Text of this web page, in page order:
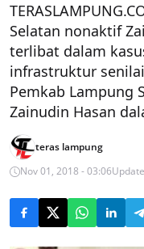
Selatan nonaktif
terlibat dalam
infrastruktur
Pemkab Lampung
Zainudin Hasan
teras lampung
Nov 01, 2018 - 03:06